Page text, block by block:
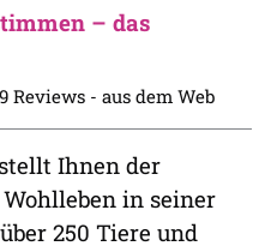
– das
Reviews - aus dem Web
Ihnen der
in seiner
250 Tiere und